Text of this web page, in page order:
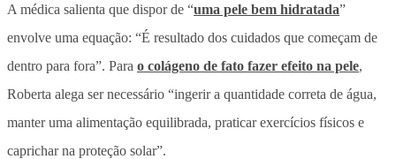
A médica salienta que dispor de “uma pele bem hidratada”
envolve uma equação: “É resultado dos cuidados que começam de
dentro para fora”. Para o colágeno de fato fazer efeito na pele,
Roberta alega ser necessário “ingerir a quantidade correta de água,
manter uma alimentação equilibrada, praticar exercícios físicos e
caprichar na proteção solar”.